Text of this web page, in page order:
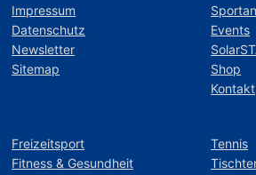
Impressum
Datenschutz
Newsletter
Sitemap
Events
Shop
Kontakt
Freizeitsport
Fitness & Gesundheit
Tennis